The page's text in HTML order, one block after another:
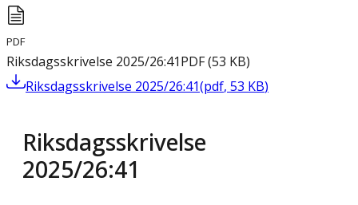
PDF
Riksdagsskrivelse 2025/26:41PDF(53 KB)
Riksdagsskrivelse 2025/26:41(pdf, 53 KB)
Riksdagsskrivelse
2025/26:41